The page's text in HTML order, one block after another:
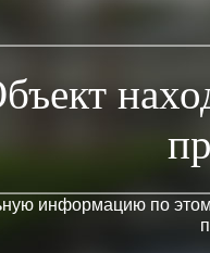
информацию по